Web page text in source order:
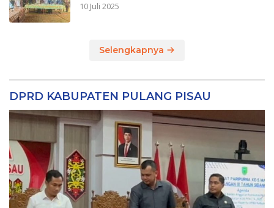
10 Juli 2025
Selengkapnya
DPRD KABUPATEN PULANG PISAU